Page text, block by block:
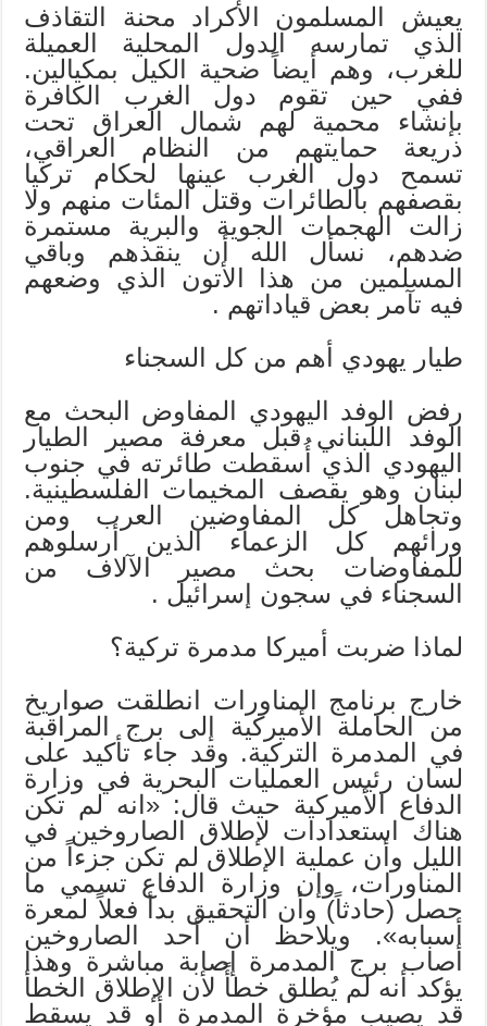
يعيش المسلمون الأكراد محنة التقاذف
الذي تمارسه الدول المحلية العميلة
للغرب، وهم أيضاً ضحية الكيل بمكيالين.
ففي حين تقوم دول الغرب الكافرة
بإنشاء محمية لهم شمال العراق تحت
ذريعة حمايتهم من النظام العراقي،
تسمح دول الغرب عينها لحكام تركيا
بقصفهم بالطائرات وقتل المئات منهم ولا
زالت الهجمات الجوية والبرية مستمرة
ضدهم، نسأل الله أن ينقذهم وباقي
المسلمين من هذا الأتون الذي وضعهم
فيه تآمر بعض قياداتهم .
طيار يهودي أهم من كل السجناء
رفض الوفد اليهودي المفاوض البحث مع
الوفد اللبناني قبل معرفة مصير الطيار
اليهودي الذي أُسقطت طائرته في جنوب
لبنان وهو يقصف المخيمات الفلسطينية.
وتجاهل كل المفاوضين العرب ومن
ورائهم كل الزعماء الذين أرسلوهم
للمفاوضات بحث مصير الآلاف من
السجناء في سجون إسرائيل .
لماذا ضربت أميركا مدمرة تركية؟
خارج برنامج المناورات انطلقت صواريخ
من الحاملة الأميركية إلى برج المراقبة
في المدمرة التركية. وقد جاء تأكيد على
لسان رئيس العمليات البحرية في وزارة
الدفاع الأميركية حيث قال: «انه لم تكن
هناك استعدادات لإطلاق الصاروخين في
الليل وأن عملية الإطلاق لم تكن جزءاً من
المناورات، وإن وزارة الدفاع تسمي ما
حصل (حادثاً) وأن التحقيق بدأ فعلاً لمعرة
أسبابه». ويلاحظ أن أحد الصاروخين
أصاب برج المدمرة إصابة مباشرة وهذا
يؤكد أنه لم يُطلق خطأً لأن الإطلاق الخطأ
قد يصيب مؤخرة المدمرة أو قد يسقط